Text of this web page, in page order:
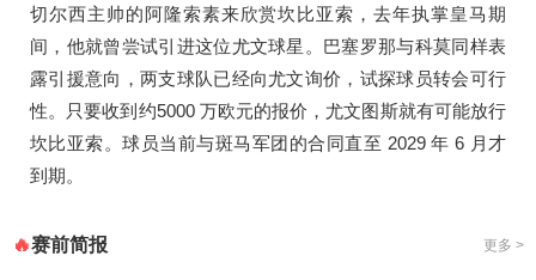
切尔西主帅的阿隆索素来欣赏坎比亚索，去年执掌皇马期
间，他就曾尝试引进这位尤文球星。巴塞罗那与科莫同样表
露引援意向，两支球队已经向尤文询价，试探球员转会可行
性。只要收到约5000 万欧元的报价，尤文图斯就有可能放行
坎比亚索。球员当前与斑马军团的合同直至 2029 年 6 月才
到期。
🔥赛前简报 更多 >